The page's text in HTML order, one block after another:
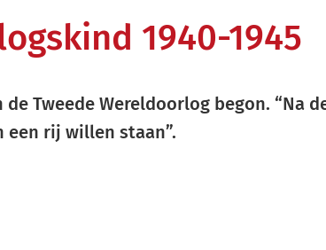
1940-1945
Tweede Wereldoorlog begon. “Na
rij willen staan”.